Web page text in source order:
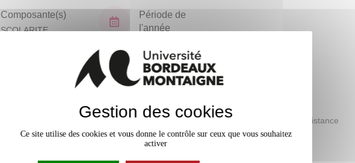
Composante(s)
SCOLARITE
Période de
l'année
Accessible à distance
Gestion des cookies
Ce site utilise des cookies et vous donne le contrôle sur ceux que vous souhaitez
activer